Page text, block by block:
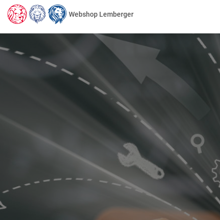
Webshop Lemberger